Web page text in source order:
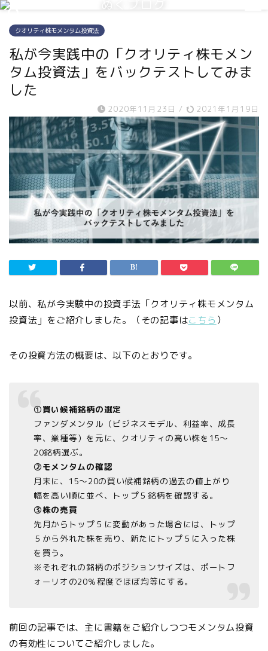
ぬくブログ
クオリティ株モメンタム投資法
私が今実践中の「クオリティ株モメン
タム投資法」をバックテストしてみま
した
2020年11月23日 / 2021年1月19日
以前、私が今実験中の投資手法「クオリティ株モメンタム
投資法」をご紹介しました。（その記事はこちら ）
その投資方法の概要は、以下のとおりです。
①買い候補銘柄の選定
ファンダメンタル（ビジネスモデル、利益率、成長
率、業種等）を元に、クオリティの高い株を15～
20銘柄選ぶ。
②モメンタムの確認
月末に、15～20の買い候補銘柄の過去の値上がり
幅を高い順に並べ、トップ５銘柄を確認する。
③株の売買
先月からトップ５に変動があった場合には、トップ
５から外れた株を売り、新たにトップ５に入った株
を買う。
※それぞれの銘柄のポジションサイズは、ポートフ
ォーリオの20％程度でほぼ均等にする。
前回の記事では、主に書籍をご紹介しつつモメンタム投資
の有効性についてご紹介しました。